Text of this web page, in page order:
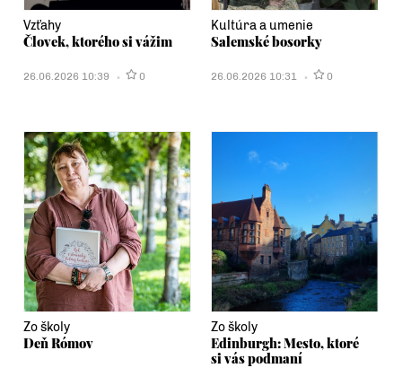
Vzťahy
Človek, ktorého si vážim
26.06.2026 10:39 0
Kultúra a umenie
Salemské bosorky
26.06.2026 10:31 0
Zo školy
Deň Rómov
Zo školy
Edinburgh: Mesto, ktoré
si vás podmaní